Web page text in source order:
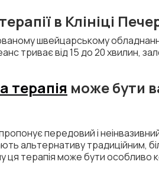
в Клініці
швейцарському
триває від 15 до 20 хвилин,
терапія може бути
передовий і
альтернативу традиційним,
ця терапія може бути особливо